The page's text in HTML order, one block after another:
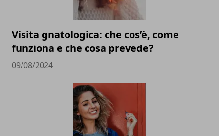
Visita gnatologica: che cos’è, come
funziona e che cosa prevede?
09/08/2024